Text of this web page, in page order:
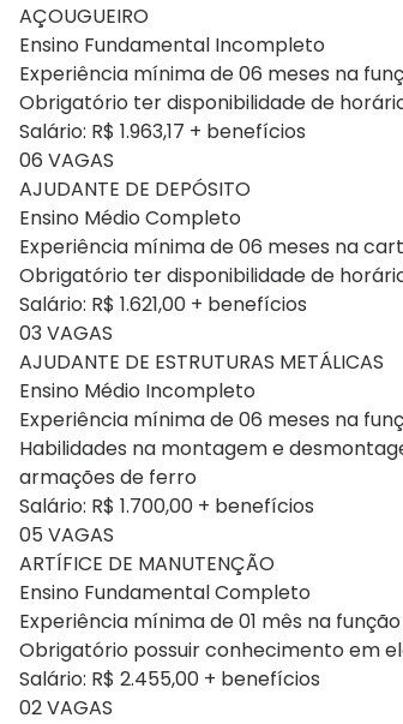
AÇOUGUEIRO
Ensino Fundamental Incompleto
Experiência mínima de 06 meses na
Obrigatório ter disponibilidade de
Salário: R$ 1.963,17 + benefícios
06 VAGAS
AJUDANTE DE DEPÓSITO
Ensino Médio Completo
Experiência mínima de 06 meses na
Obrigatório ter disponibilidade de
Salário: R$ 1.621,00 + benefícios
03 VAGAS
AJUDANTE DE ESTRUTURAS METÁLICAS
Ensino Médio Incompleto
Experiência mínima de 06 meses na
Habilidades na montagem e
armações de ferro
Salário: R$ 1.700,00 + benefícios
05 VAGAS
ARTÍFICE DE MANUTENÇÃO
Ensino Fundamental Completo
Experiência mínima de 01 mês na função
Obrigatório possuir conhecimento em
Salário: R$ 2.455,00 + benefícios
02 VAGAS